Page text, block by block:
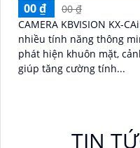
00 ₫
00 ₫
CAMERA KBVISION KX-
nhiều tính năng thông
phát hiện khuôn mặt,
giúp tăng cường tính...
TIN